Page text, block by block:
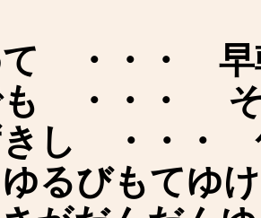
て ・・・
も ・・・ そ
きし ・・
るびもてゆ